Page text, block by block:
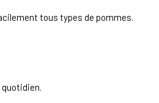
tous types de pommes.